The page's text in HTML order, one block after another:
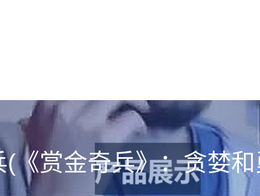
(《赏金奇兵》：贪婪